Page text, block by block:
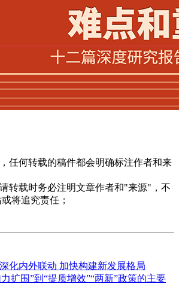
任何转载的稿件都会明确标注作者和来
转载时务必注明文章作者和"来源"，不
将追究责任；
化内外联动 加快构建新发展格局
扩围”到“提质增效”“两新”政策的主要